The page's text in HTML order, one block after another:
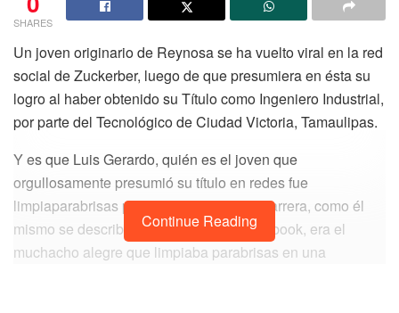
SHARES
Un joven originario de Reynosa se ha vuelto viral en la red
social de Zuckerber, luego de que presumiera en ésta su
logro al haber obtenido su Título como Ingeniero Industrial,
por parte del Tecnológico de Ciudad Victoria, Tamaulipas.
Y es que Luis Gerardo, quién es el joven que
orgullosamente presumió su título en redes fue
limpiaparabrisas para poder costear su carrera, como él
mismo se describe en su página de Facebook, era el
muchacho alegre que limpiaba parabrisas en una
Continue Reading